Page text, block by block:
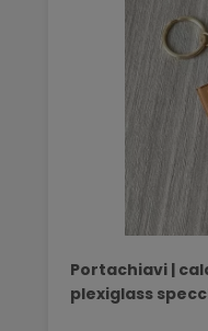
Portachiavi |
plexiglass